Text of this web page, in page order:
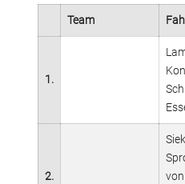
Team
1.
2.